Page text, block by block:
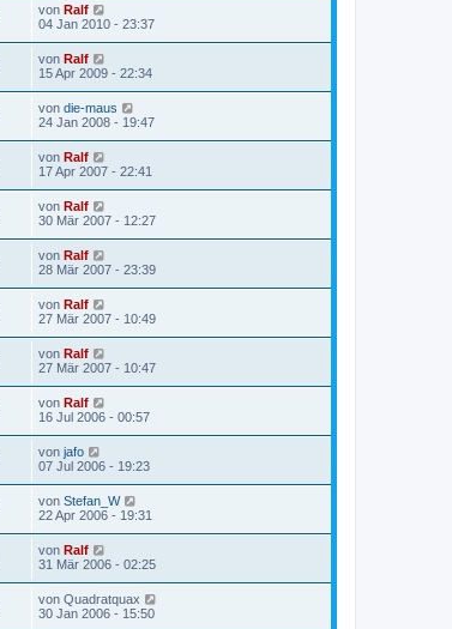
von Ralf
04 Jan 2010 - 23:37
von Ralf
15 Apr 2009 - 22:34
von die-maus
24 Jan 2008 - 19:47
von Ralf
17 Apr 2007 - 22:41
von Ralf
30 Mär 2007 - 12:27
von Ralf
28 Mär 2007 - 23:39
von Ralf
27 Mär 2007 - 10:49
von Ralf
27 Mär 2007 - 10:47
von Ralf
16 Jul 2006 - 00:57
von jafo
07 Jul 2006 - 19:23
von Stefan_W
22 Apr 2006 - 19:31
von Ralf
31 Mär 2006 - 02:25
von Quadratquax
30 Jan 2006 - 15:50